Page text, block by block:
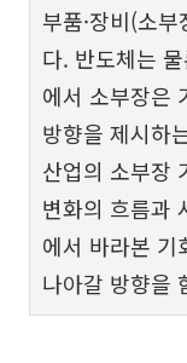
부품·장비(소
다. 반도체는
에서 소부장은
방향을 제시하
산업의 소부장
변화의 흐름과
에서 바라본 기
나아갈 방향을